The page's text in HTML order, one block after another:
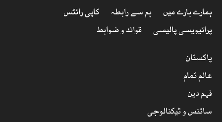
ہمارے بارے میں ہم سے رابطہ
کاپی رائٹس
پرائیویسی پالیسی
قوائد و ضوابط
پاکستان
عالم تمام
فہم دین
سائنس و ٹیکنالوجی